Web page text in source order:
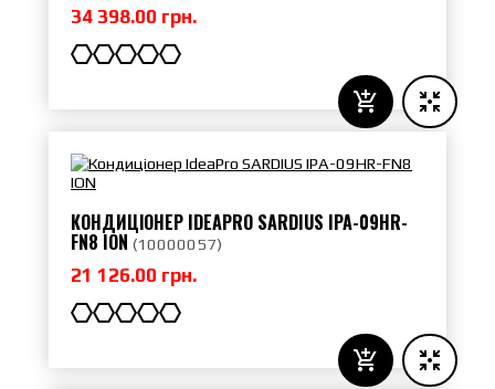
34 398.00 грн.
КОНДИЦІОНЕР IDEAPRO SARDIUS IPA-09HR-
FN8 ION (10000057)
21 126.00 грн.